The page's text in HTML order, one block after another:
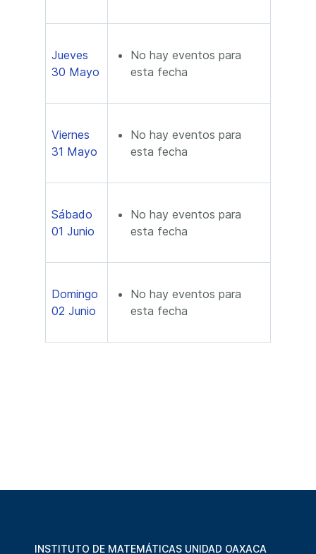
Jueves
30 Mayo
No hay eventos para
esta fecha
Viernes
31 Mayo
No hay eventos para
esta fecha
Sábado
01 Junio
No hay eventos para
esta fecha
Domingo
02 Junio
No hay eventos para
esta fecha
INSTITUTO DE MATEMÁTICAS UNIDAD OAXACA